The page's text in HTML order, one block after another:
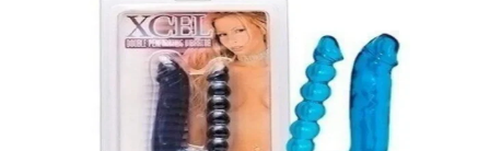
AÑADIR AL